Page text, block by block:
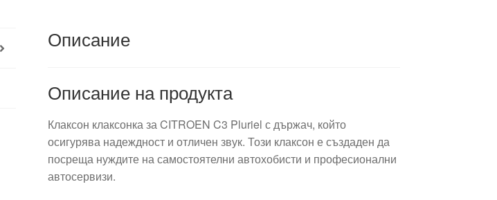
Описание
Описание на продукта
Клаксон клаксонка за CITROEN C3 Pluriel с държач, който
осигурява надеждност и отличен звук. Този клаксон е създаден да
посреща нуждите на самостоятелни автохобисти и професионални
автосервизи.